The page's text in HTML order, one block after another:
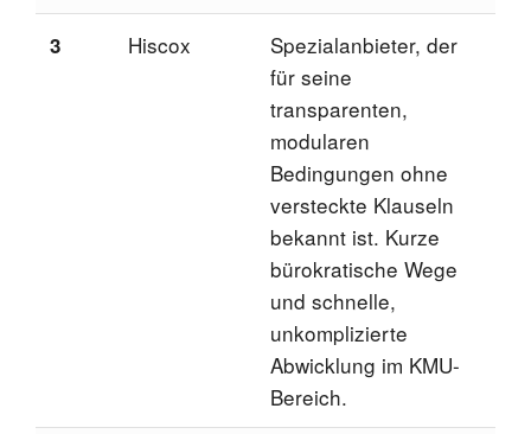
3 Hiscox
Spezialanbieter, der
für seine
transparenten,
modularen
Bedingungen ohne
versteckte Klauseln
bekannt ist. Kurze
bürokratische Wege
und schnelle,
unkomplizierte
Abwicklung im KMU-
Bereich.